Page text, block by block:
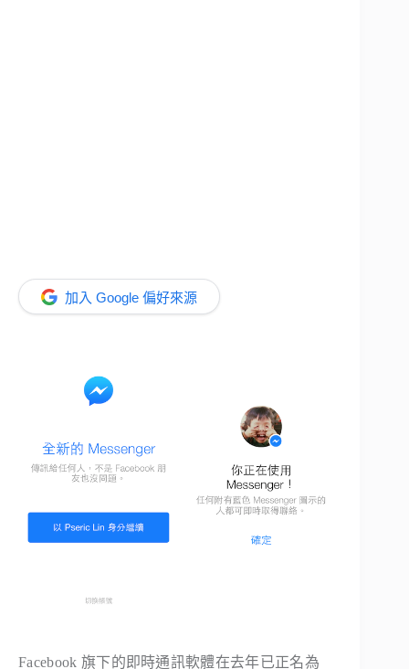
加入 Google 偏好來源
Facebook 旗下的即時通訊軟體在去年已正名為